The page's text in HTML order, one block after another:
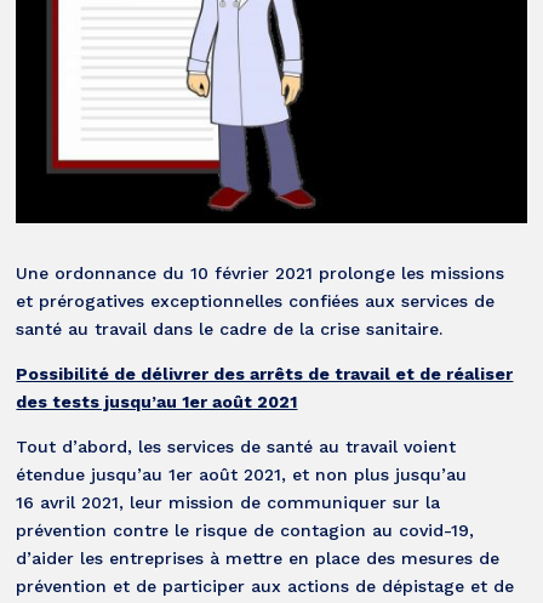
Une ordonnance du 10 février 2021 prolonge les missions
et prérogatives exceptionnelles confiées aux services de
santé au travail dans le cadre de la crise sanitaire.
Possibilité de délivrer des arrêts de travail et de réaliser
des tests jusqu’au 1er août 2021
Tout d’abord, les services de santé au travail voient
étendue jusqu’au 1er août 2021, et non plus jusqu’au
16 avril 2021, leur mission de communiquer sur la
prévention contre le risque de contagion au covid-19,
d’aider les entreprises à mettre en place des mesures de
prévention et de participer aux actions de dépistage et de